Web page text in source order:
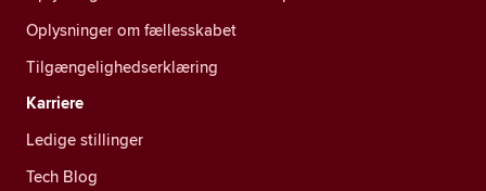
Oplysninger om fællesskabet
Tilgængelighedserklæring
Karriere
Ledige stillinger
Tech Blog